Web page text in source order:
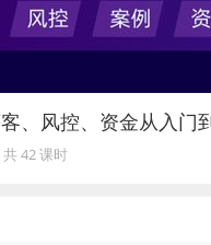
、风控、资金从入门
共 42 课时